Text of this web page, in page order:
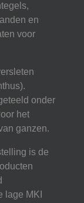
en
voor
onder
het
ganzen.
is de
lage MKI